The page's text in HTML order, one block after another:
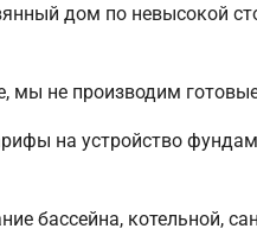
дом по невысокой
мы не производим
на устройство
бассейна, котельной,